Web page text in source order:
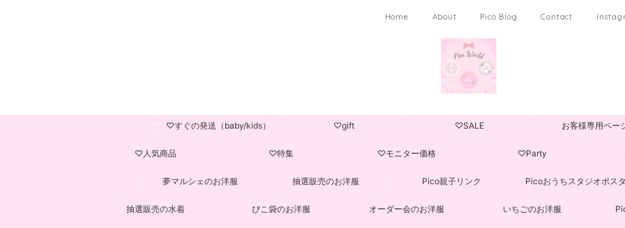
Home About Pico Blog Contact
♡すぐの発送（baby/kids） ♡gift ♡SALE お客様専用ペー
♡人気商品 ♡特集 ♡モニター価格 ♡Party
夢マルシェのお洋服 抽選販売のお洋服 Pico親子リンク Picoおうちスタジオポス
抽選販売の水着 ぴこ袋のお洋服 オーダー会のお洋服 いちごのお洋服